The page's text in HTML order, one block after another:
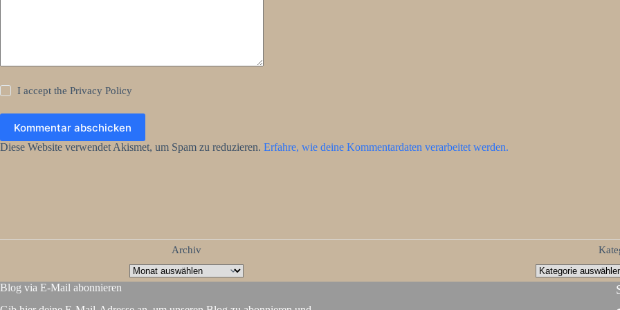
I accept thePrivacy Policy
Kommentar abschicken
Diese Website verwendet Akismet, um Spam zu reduzieren. Erfahre, wie deine Kommentardaten verarbeitet werden.
Archiv
Blog via E-Mail abonnieren